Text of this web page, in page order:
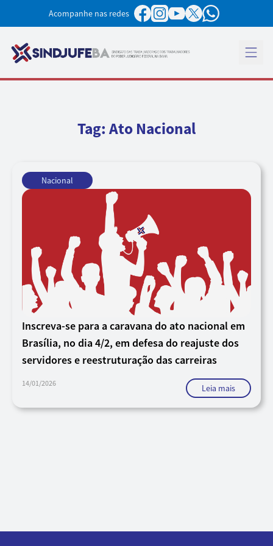
Acompanhe nas redes
Abrir
Tag: Ato Nacional
Nacional
Inscreva-se para a caravana do ato nacional em
Brasília, no dia 4/2, em defesa do reajuste dos
servidores e reestruturação das carreiras
14/01/2026 Leia mais